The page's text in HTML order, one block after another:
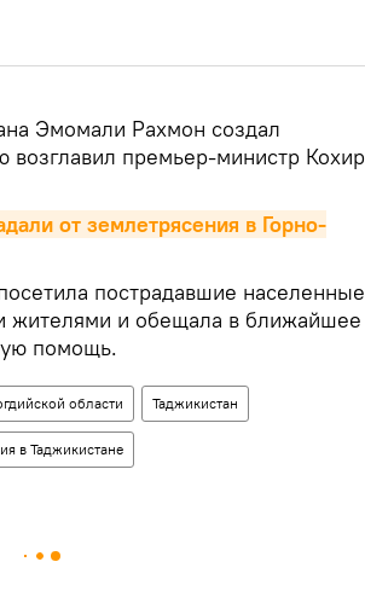
Эмомали Рахмон создал
премьер-министр Кохир
от землетрясения в Горно-
пострадавшие населенные
жителями и обещала в ближайшее
помощь.
области Таджикистан
в Таджикистане